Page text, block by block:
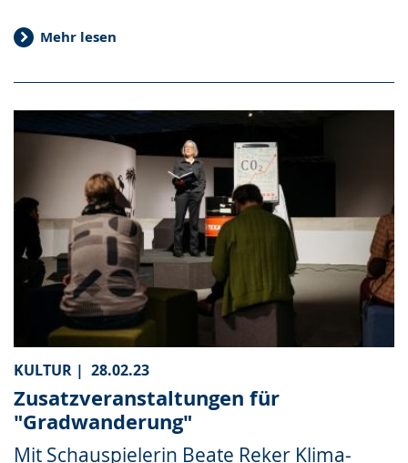
Mehr lesen
KULTUR | 28.02.23
Zusatzveranstaltungen für
"Gradwanderung"
Mit Schauspielerin Beate Reker Klima-